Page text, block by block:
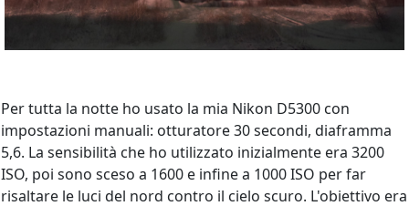
Per tutta la notte ho usato la mia Nikon D5300 con
impostazioni manuali: otturatore 30 secondi, diaframma
5,6. La sensibilità che ho utilizzato inizialmente era 3200
ISO, poi sono sceso a 1600 e infine a 1000 ISO per far
risaltare le luci del nord contro il cielo scuro. L'obiettivo era